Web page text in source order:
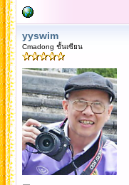
yyswim
Cmadong ชั้นเซียน